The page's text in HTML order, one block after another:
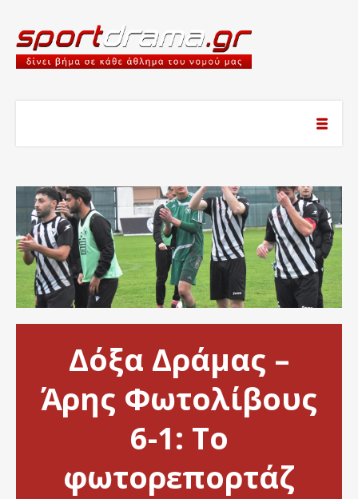
Δόξα Δράμας –
Άρης Φωτολίβους
6-1: Το
φωτορεπορτάζ